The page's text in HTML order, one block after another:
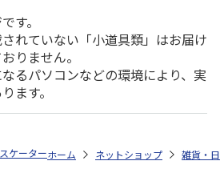
す。
れていない「小道具類」はお届け
りません。
るパソコンなどの環境により、実
ます。
スケーター 食洗機対応 スライド箸＆箸箱セッ
ホーム ネットショップ 雑貨・